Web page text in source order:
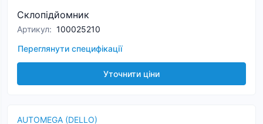
Склопідйомник
Артикул: 100025210
Переглянути специфікації
Уточнити ціни
AUTOMEGA (DELLO)